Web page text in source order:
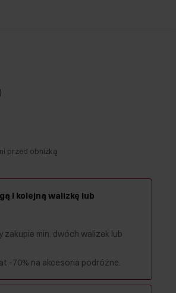
przed obniżką
i kolejną walizkę lub
zakupie min. dwóch walizek lub
-70% na akcesoria podróżne.